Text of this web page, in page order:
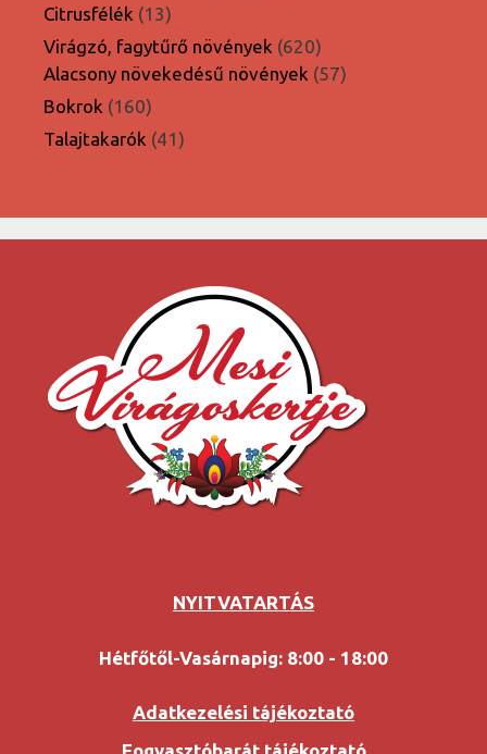
Citrusfélék 1313
termék
Virágzó, fagytűrő növények 620620
termék
Alacsony növekedésű növények 5757
Bokrok 160160
termék
Talajtakarók 4141
NYITVATARTÁS
Hétfőtől-Vasárnapig: 8:00 - 18:00
Adatkezelési tájékoztató